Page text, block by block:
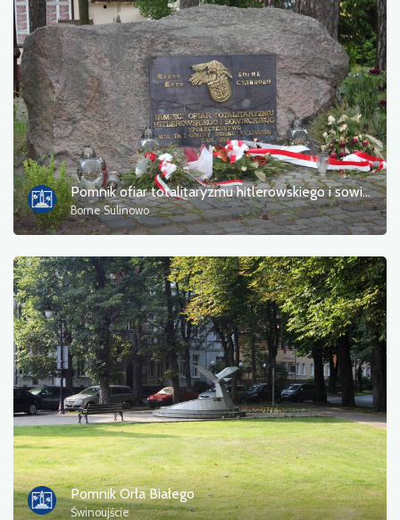
Pomnik ofiar totalitaryzmu hitlerowskiego i sowieckiego
Borne Sulinowo
Pomnik Orła Białego
Świnoujście
Zdjęcia
Inne
sortuj
Zastosuj